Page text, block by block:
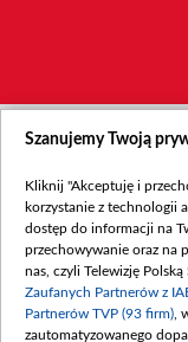
Szanujemy Twoją
Kliknij "Akceptuję i
korzystanie z technologii
dostęp do informacji na
przechowywanie oraz na
nas, czyli Telewizję Polską
Zaufanych Partnerów z
Partnerów TVP (93 firm) ,
zautomatyzowanego